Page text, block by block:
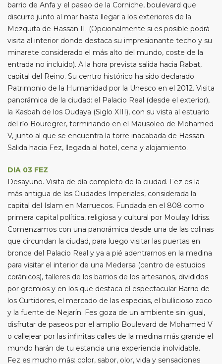
barrio de Anfa y el paseo de la Corniche, boulevard que
discurre junto al mar hasta llegar a los exteriores de la
Mezquita de Hassan II. (Opcionalmente si es posible podrá
visita al interior donde destaca su impresionante techo y su
minarete considerado el más alto del mundo, coste de la
entrada no incluido). A la hora prevista salida hacia Rabat,
capital del Reino. Su centro histórico ha sido declarado
Patrimonio de la Humanidad por la Unesco en el 2012. Visita
panorámica de la ciudad: el Palacio Real (desde el exterior),
la Kasbah de los Oudaya (Siglo XIII), con su vista al estuario
del río Bouregrer, terminando en el Mausoleo de Mohamed
V, junto al que se encuentra la torre inacabada de Hassan.
Salida hacia Fez, llegada al hotel, cena y alojamiento.
DIA 03 FEZ
Desayuno. Visita de día completo de la ciudad. Fez es la
más antigua de las Ciudades Imperiales, considerada la
capital del Islam en Marruecos. Fundada en el 808 como
primera capital política, religiosa y cultural por Moulay Idriss.
Comenzamos con una panorámica desde una de las colinas
que circundan la ciudad, para luego visitar las puertas en
bronce del Palacio Real y ya a pié adentrarnos en la medina
para visitar el interior de una Medersa (centro de estudios
coránicos), talleres de los barrios de los artesanos, divididos
por gremios y en los que destaca el espectacular Barrio de
los Curtidores, el mercado de las especias, el bullicioso zoco
y la fuente de Nejarín. Fes goza de un ambiente sin igual,
disfrutar de paseos por el amplio Boulevard de Mohamed V
o callejear por las infinitas calles de la medina más grande el
mundo harán de tu estancia una experiencia inolvidable.
Fez es mucho más: color, sabor, olor, vida y sensaciones